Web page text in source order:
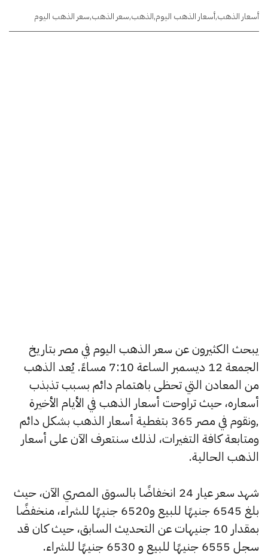
أسعار الذهب,أسعار الذهب اليوم,الذهب,سعر الذهب,سعر الذهب اليوم
يبحث الكثيرون عن سعر الذهب اليوم في مصر بتاريخ
الجمعة 12 ديسمبر الساعة 7:10 مساءً. يُعد الذهب
من المعادن التي تحظى باهتمام دائم بسبب تذبذب
أسعاره، حيث تراوحت أسعار الذهب في الأيام الأخيرة
,ونقوم في مصر 365 بتغطية أسعار الذهب بشكل دائم
ومتابعة كافة التغيرات، لذلك سنتعرف الآن على أسعار
الذهب الحالية.
شهد سعر عيار 24 انخفاضًا بالسوق المصري الآن، حيث
بلغ 6545 جنيهًا للبيع و6520 جنيهًا للشراء، منخفضًا
بمقدار 10 جنيهات عن التحديث السابق، حيث كان قد
سجل 6555 جنيهًا للبيع و 6530 جنيهًا للشراء.